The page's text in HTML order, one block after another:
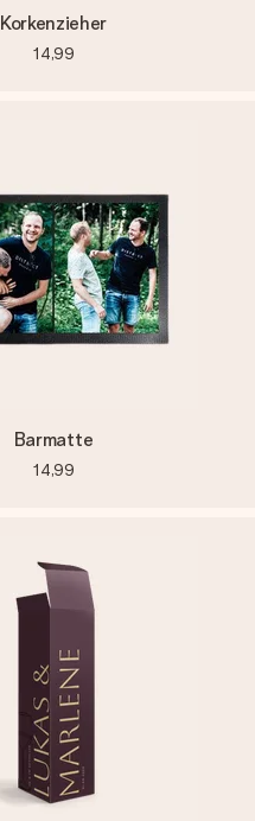
Korkenzieher
14,99
Barmatte
14,99